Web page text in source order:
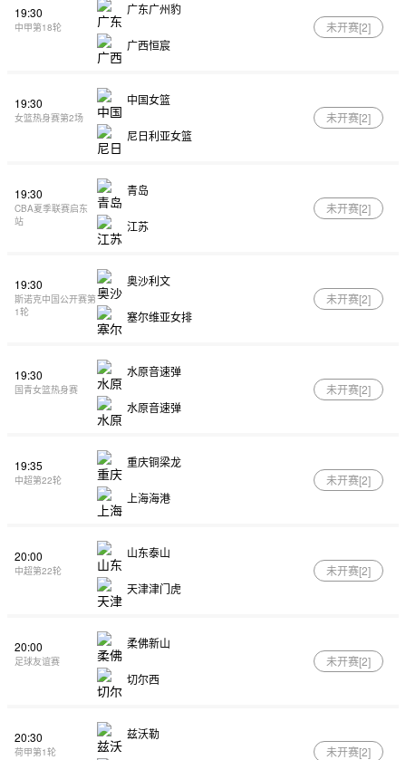
19:30
中甲第18轮
广东广州豹
广西恒宸
未开赛[2]
19:30
女篮热身赛第2场
中国女篮
尼日利亚女篮
未开赛[2]
19:30
CBA夏季联赛启东
站
青岛
江苏
未开赛[2]
19:30
斯诺克中国公开赛第
1轮
奥沙利文
塞尔维亚女排
未开赛[2]
19:30
国青女篮热身赛
水原音速弹
水原音速弹
未开赛[2]
19:35
中超第22轮
重庆铜梁龙
上海海港
未开赛[2]
20:00
中超第22轮
山东泰山
天津津门虎
未开赛[2]
20:00
足球友谊赛
柔佛新山
切尔西
未开赛[2]
20:30
荷甲第1轮
兹沃勒
未开赛[2]